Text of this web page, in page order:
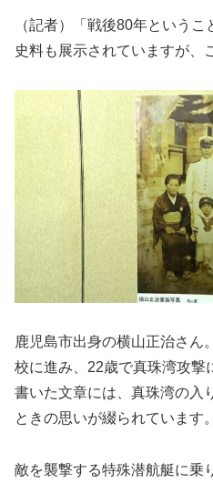
（記者）「戦後80年という
史料も展示されていますが、
鹿児島市出身の横山正治さん
校に進み、22歳で真珠湾攻撃
書いた文章には、真珠湾の入
ときの思いが綴られています。
敵を襲撃する特殊潜航艇に乗